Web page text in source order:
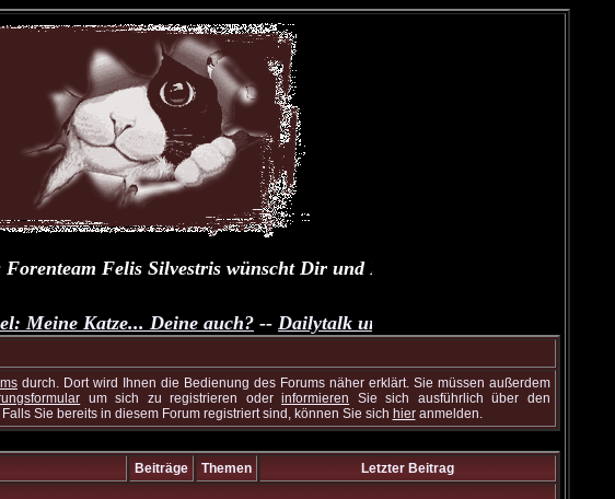
Felis Silvestris wünscht Dir und Deinen Fellnasen einen schönen
Katze... Deine auch?--Dailytalk unserer Samtpfoten
durch. Dort wird Ihnen die Bedienung des Forums näher erklärt. Sie müssen außerdem
um sich zu registrieren oderinformieren Sie sich ausführlich über den
Sie bereits in diesem Forum registriert sind, können Sie sich hieranmelden.
Beiträge Themen Letzter Beitrag